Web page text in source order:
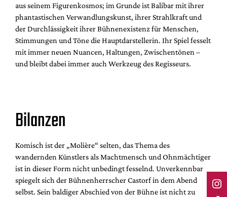
aus seinem Figurenkosmos; im Grunde ist Balibar mit ihrer
phantastischen Verwandlungskunst, ihrer Strahlkraft und
der Durchlässigkeit ihrer Bühnenexistenz für Menschen,
Stimmungen und Töne die Hauptdarstellerin. Ihr Spiel fesselt
mit immer neuen Nuancen, Haltungen, Zwischentönen –
und bleibt dabei immer auch Werkzeug des Regisseurs.
Bilanzen
Komisch ist der „Molière“ selten, das Thema des
wandernden Künstlers als Machtmensch und Ohnmächtiger
ist in dieser Form nicht unbedingt fesselnd. Unverkennbar
spiegelt sich der Bühnenherrscher Castorf in dem Abend
selbst. Sein baldiger Abschied von der Bühne ist nicht zu